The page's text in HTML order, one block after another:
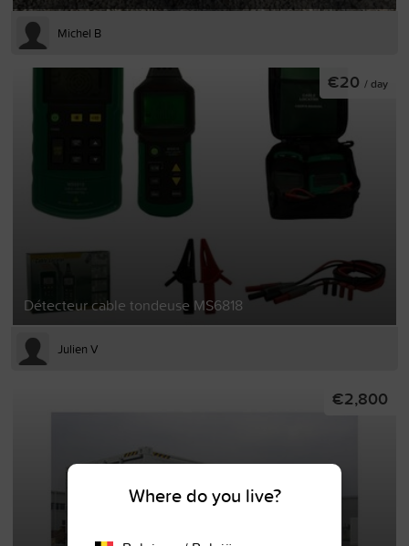
Michel B
Détecteur cable tondeuse MS6818
€20 / day
Julien V
€2,800
Where do you live?